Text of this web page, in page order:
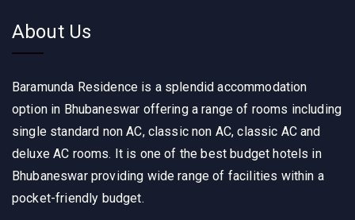
About Us
Baramunda Residence is a splendid accommodation
option in Bhubaneswar offering a range of rooms including
single standard non AC, classic non AC, classic AC and
deluxe AC rooms. It is one of the best budget hotels in
Bhubaneswar providing wide range of facilities within a
pocket-friendly budget.